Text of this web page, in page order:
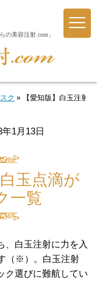
の美容注射.com」
ク » 【愛知版】白玉注射
年1月13日
玉点滴が
一覧
、白玉注射に力を入
（※）。白玉注射
ク選びに難航してい